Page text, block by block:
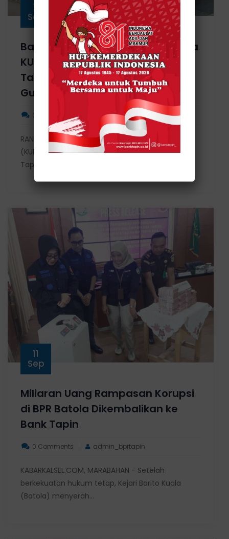
11
Sep
Bank Tapin Salurkan Rp597,5 Juta
KURDA Tanpa Bunga ke 38 UMKM
Tapin Kerja Sama PT.Antang
Gunung Meratus
0 Comments admin_bprtapin
RANTAU – Program Kredit Usaha Rakyat Daerah
(KURDA) Tapin Beriman tanpa bunga milik Bupati
Tapin...
11
Sep
Miliaran Uang Rampasan Korupsi
di BPR Batola Dikembalikan ke
Bank Tapin
0 Comments admin_bprtapin
KABARKALSEL.COM, MARABAHAN - Setelah
berkekuatan hukum tetap, Kejari Barito Kuala
(Batola) menyerah...